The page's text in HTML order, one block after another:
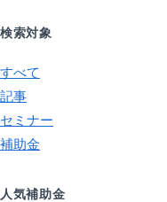
検索対象
すべて
記事
セミナー
補助金
人気補助金